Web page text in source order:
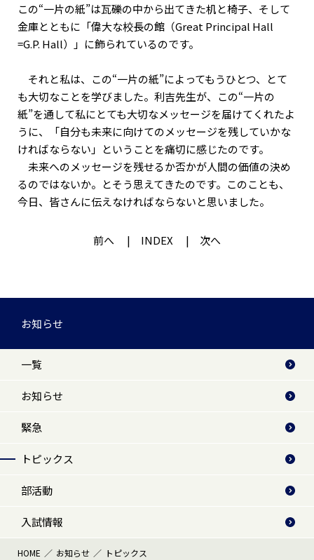
この“一片の紙”は瓦礫の中から出てきた机と椅子、そして
金庫とともに「偉大な校長の館（Great Principal Hall
=G.P. Hall）」に飾られているのです。
それと私は、この“一片の紙”によってもうひとつ、とて
も大切なことを学びました。利吉先生が、この“一片の
紙”を通して私にとても大切なメッセージを届けてくれたよ
うに、「自分も未来に向けてのメッセージを残していかな
ければならない」ということを痛切に感じたのです。
未来へのメッセージを残せるか否かが人間の価値の決め
るのではないか。とそう思えてきたのです。このことも、
今日、皆さんに伝えなければならないと思いました。
前へ INDEX 次へ
お知らせ
一覧
お知らせ
緊急
トピックス
部活動
入試情報
HOME お知らせ
トピックス